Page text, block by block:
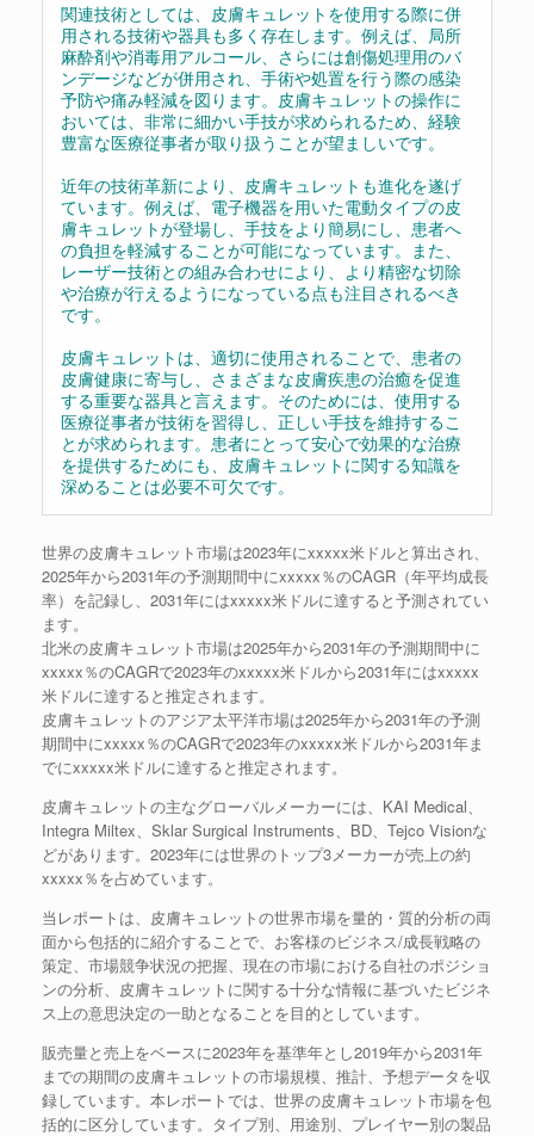
関連技術としては、皮膚キュレットを使用する際に併
用される技術や器具も多く存在します。例えば、局所
麻酔剤や消毒用アルコール、さらには創傷処理用のバ
ンデージなどが併用され、手術や処置を行う際の感染
予防や痛み軽減を図ります。皮膚キュレットの操作に
おいては、非常に細かい手技が求められるため、経験
豊富な医療従事者が取り扱うことが望ましいです。
近年の技術革新により、皮膚キュレットも進化を遂げ
ています。例えば、電子機器を用いた電動タイプの皮
膚キュレットが登場し、手技をより簡易にし、患者へ
の負担を軽減することが可能になっています。また、
レーザー技術との組み合わせにより、より精密な切除
や治療が行えるようになっている点も注目されるべき
です。
皮膚キュレットは、適切に使用されることで、患者の
皮膚健康に寄与し、さまざまな皮膚疾患の治癒を促進
する重要な器具と言えます。そのためには、使用する
医療従事者が技術を習得し、正しい手技を維持するこ
とが求められます。患者にとって安心で効果的な治療
を提供するためにも、皮膚キュレットに関する知識を
深めることは必要不可欠です。
世界の皮膚キュレット市場は2023年にxxxxx米ドルと算出され、
2025年から2031年の予測期間中にxxxxx％のCAGR（年平均成長
率）を記録し、2031年にはxxxxx米ドルに達すると予測されてい
ます。
北米の皮膚キュレット市場は2025年から2031年の予測期間中に
xxxxx％のCAGRで2023年のxxxxx米ドルから2031年にはxxxxx
米ドルに達すると推定されます。
皮膚キュレットのアジア太平洋市場は2025年から2031年の予測
期間中にxxxxx％のCAGRで2023年のxxxxx米ドルから2031年ま
でにxxxxx米ドルに達すると推定されます。
皮膚キュレットの主なグローバルメーカーには、KAI Medical、
Integra Miltex、Sklar Surgical Instruments、BD、Tejco Visionな
どがあります。2023年には世界のトップ3メーカーが売上の約
xxxxx％を占めています。
当レポートは、皮膚キュレットの世界市場を量的・質的分析の両
面から包括的に紹介することで、お客様のビジネス/成長戦略の
策定、市場競争状況の把握、現在の市場における自社のポジショ
ンの分析、皮膚キュレットに関する十分な情報に基づいたビジネ
ス上の意思決定の一助となることを目的としています。
販売量と売上をベースに2023年を基準年とし2019年から2031年
までの期間の皮膚キュレットの市場規模、推計、予想データを収
録しています。本レポートでは、世界の皮膚キュレット市場を包
括的に区分しています。タイプ別、用途別、プレイヤー別の製品